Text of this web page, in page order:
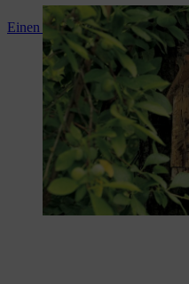
Einen Nistkasten selber bauen